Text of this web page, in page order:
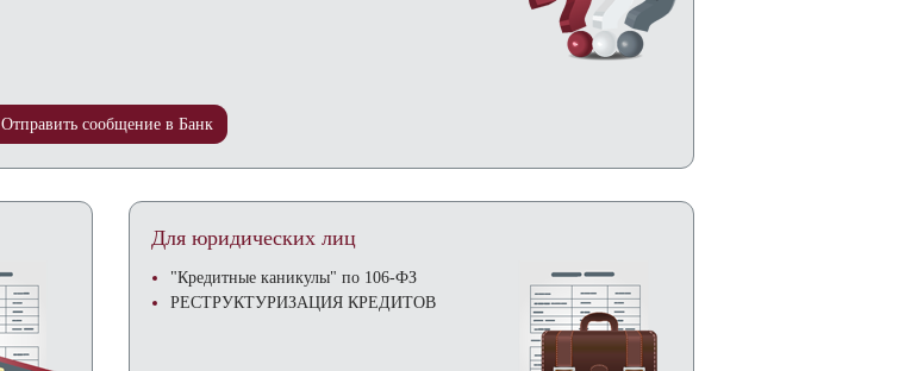
Отправить сообщение в Банк
Для юридических лиц
"Кредитные каникулы" по 106-ФЗ
РЕСТРУКТУРИЗАЦИЯ КРЕДИТОВ